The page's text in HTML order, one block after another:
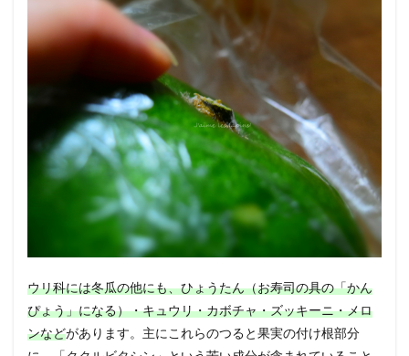
ウリ科には冬瓜の他にも、ひょうたん（お寿司の具の「かん
ぴょう」になる）・キュウリ・カボチャ・ズッキーニ・メロ
ンなどがあります。主にこれらのつると果実の付け根部分